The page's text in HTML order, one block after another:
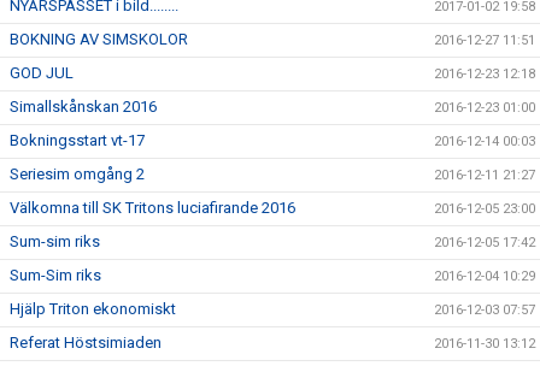
NYÅRSPASSET i bild........ 2017-01-02 19:58
BOKNING AV SIMSKOLOR 2016-12-27 11:51
GOD JUL 2016-12-23 12:18
Simallskånskan 2016 2016-12-23 01:00
Bokningsstart vt-17 2016-12-14 00:03
Seriesim omgång 2 2016-12-11 21:27
Välkomna till SK Tritons luciafirande 2016 2016-12-05 23:00
Sum-sim riks 2016-12-05 17:42
Sum-Sim riks 2016-12-04 10:29
Hjälp Triton ekonomiskt 2016-12-03 07:57
Referat Höstsimiaden 2016-11-30 13:12